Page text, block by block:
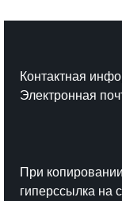
Контактная
Электронная
При
гиперссылка на